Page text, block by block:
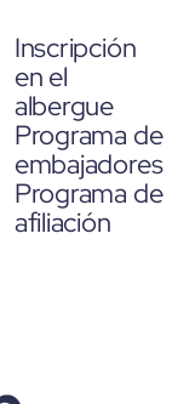
Inscripción
en el
albergue
Programa de
embajadores
Programa de
afiliación